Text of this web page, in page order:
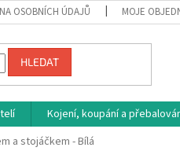
OSOBNÍCH ÚDAJŮ MOJE
HLEDAT
Kojení, koupání a
a stojáčkem - Bílá